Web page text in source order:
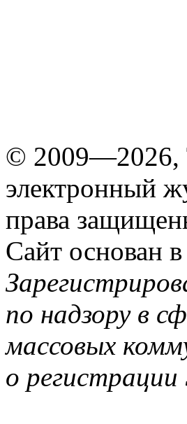
© 2009—2026,
электронный
права
Сайт основан
по надзору в
массовых
о